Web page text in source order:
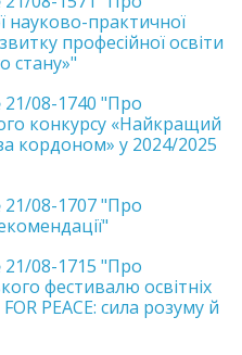
науково-практичної
професійної освіти
стану»"
21/08-1740 "Про
конкурсу «Найкращий
кордоном» у 2024/2025
21/08-1707 "Про
21/08-1715 "Про
фестивалю освітніх
PEACE: сила розуму й